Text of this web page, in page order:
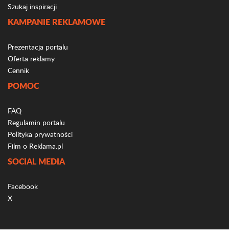
Szukaj inspiracji
KAMPANIE REKLAMOWE
Prezentacja portalu
Oferta reklamy
Cennik
POMOC
FAQ
Regulamin portalu
Polityka prywatności
Film o Reklama.pl
SOCIAL MEDIA
Facebook
X